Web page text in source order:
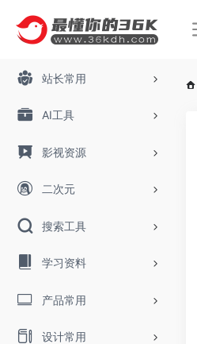
站长常用
AI工具
影视资源
二次元
搜索工具
学习资料
产品常用
设计常用